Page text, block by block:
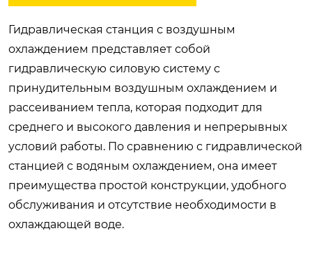
Гидравлическая станция с воздушным
охлаждением представляет собой
гидравлическую силовую систему с
принудительным воздушным охлаждением и
рассеиванием тепла, которая подходит для
среднего и высокого давления и непрерывных
условий работы. По сравнению с гидравлической
станцией с водяным охлаждением, она имеет
преимущества простой конструкции, удобного
обслуживания и отсутствие необходимости в
охлаждающей воде.